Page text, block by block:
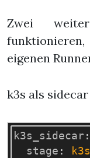
Zwei
eigenen
k3s als
k3s_sidecar :
stage :
k3s